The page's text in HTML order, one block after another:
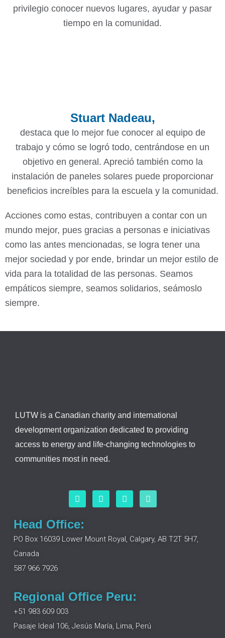
privilegio conocer nuevos lugares, ayudar y pasar
tiempo en la comunidad.
Stuart Nadeau,
destaca que lo mejor fue conocer al equipo de
trabajo y cómo se logró todo, centrándose en un
objetivo en general. Apreció también como la
instalación de paneles solares puede proporcionar
beneficios increíbles para la escuela y la comunidad.
Acciones como estas, contribuyen a contar con un
mundo mejor, pues gracias a personas e iniciativas
como las antes mencionadas, se logra tener una
mejor sociedad y por ende, brindar un mejor estilo de
vida para la totalidad de las personas. Seamos
empáticos siempre, seamos solidarios, seámoslo
siempre.
LUTW is a Canadian charity and international
development organization dedicated to providing
access to energy and life-changing technologies to
communities most in need.
F
a
e
b
o
L
i
d
I
n
g
r
Y
o
b
e
Head Office:
PO Box 16039 Lower Mount Royal, Calgary, AB T2T 5H7,
Canada
587 966 7926
Regional Office Peru:
+51 983 609 003
Pasaje Ideal 106, Jesús María, Lima, Perú